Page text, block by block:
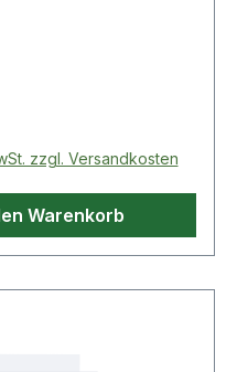
zzgl. Versandkosten
Warenkorb